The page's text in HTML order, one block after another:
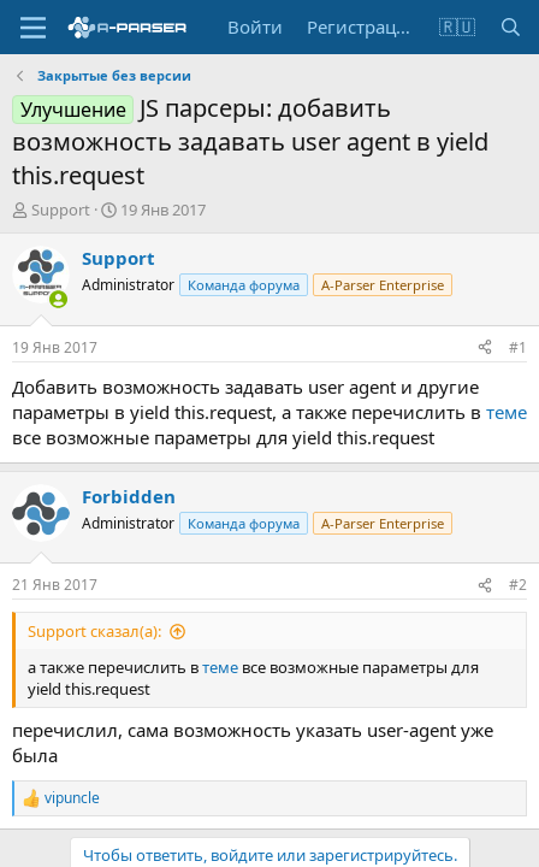
Войти Регистрация 🇷🇺
Закрытые без версии
Улучшение JS парсеры: добавить
возможность задавать user agent в yield
this.request
А
т
о
р
т
е
м
ы
Support
Д
т
а
н
а
л
19 Янв 2017
Support
Administrator Команда форума A-Parser Enterprise
19 Янв 2017 #1
Добавить возможность задавать user agent и другие
параметры в yield this.request, а также перечислить в теме
все возможные параметры для yield this.request
Forbidden
Administrator Команда форума A-Parser Enterprise
21 Янв 2017 #2
Support сказал(а):
а также перечислить втеме все возможные параметры для
yield this.request
перечислил, сама возможность указать user-agent уже
была
Р
е
vipuncle
Чтобы ответить, войдите или зарегистрируйтесь.